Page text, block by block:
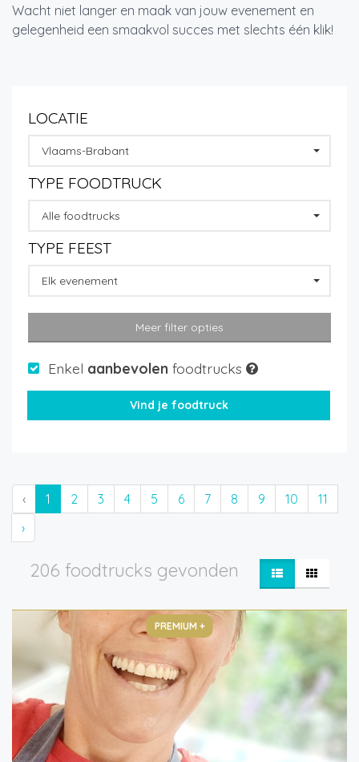
Wacht niet langer en maak van jouw evenement en
gelegenheid een smaakvol succes met slechts één klik!
LOCATIE
Vlaams-Brabant
TYPE FOODTRUCK
Alle foodtrucks
TYPE FEEST
Elk evenement
Meer filter opties
Enkel aanbevolen foodtrucks
‹ 1 2 3 4 5 6 7 8 9 10
11
›
206 foodtrucks gevonden
PREMIUM +